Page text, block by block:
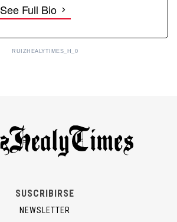
See Full Bio
RUIZHEALYTIMES_H_0
SUSCRIBIRSE
NEWSLETTER